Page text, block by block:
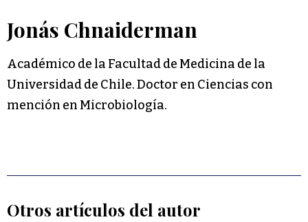
Jonás Chnaiderman
Académico de la Facultad de Medicina de la
Universidad de Chile. Doctor en Ciencias con
mención en Microbiología.
Otros artículos del autor